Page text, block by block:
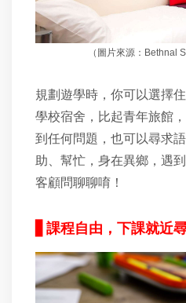
（圖片來源：Bethnal
規劃遊學時，你可以選擇
學校宿舍，比起青年旅館
到任何問題，也可以尋求
助、幫忙，身在異鄉，遇
客顧問聊聊唷！
課程自由，下課就近